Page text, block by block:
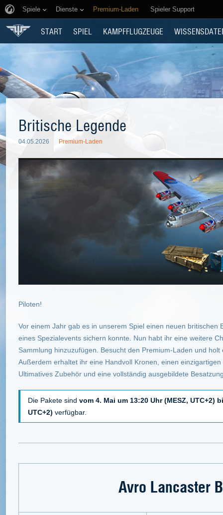
Spiele Dienste Premium-Laden Spieler Support
START SPIEL KAMPFFLUGZEUGE
Britische Legende
04.05.2026 Premium-Laden
Piloten!
Vor einem Jahr gab es in unserem Spiel einen neuen britischen
eines Spezialevents sichern konnte. Nun habt ihr eine weitere
Sammlung hinzuzufügen. Besucht den Premium-Laden und
Außerdem erhaltet ihr eine Handvoll Kronen, einen
Ultimatives Zubehör und eine vollständig ausgebildete
Die Pakete sind vom 4. Mai um 13:20 Uhr (MESZ, UTC+2)
UTC+2) verfügbar.
Avro Lancaster